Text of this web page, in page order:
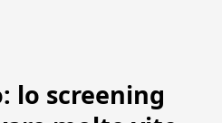
lo screening